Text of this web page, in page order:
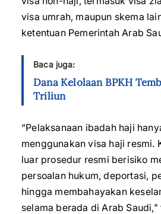
visa umrah, maupun skema
ketentuan Pemerintah Arab
Baca juga:
Dana Kelolaan BPKH
Triliun
“Pelaksanaan ibadah haji
menggunakan visa haji resmi.
luar prosedur resmi berisiko
persoalan hukum, deportasi,
hingga membahayakan
selama berada di Arab